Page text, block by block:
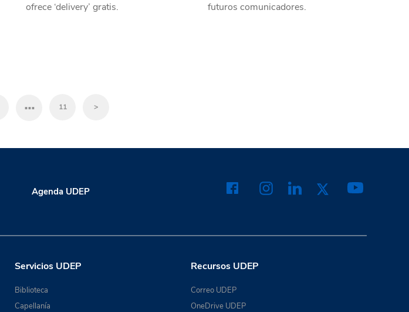
ofrece ‘delivery’ gratis.
futuros comunicadores.
… 11 >
Agenda UDEP
Servicios UDEP
Biblioteca
Capellanía
Recursos UDEP
Correo UDEP
OneDrive UDEP